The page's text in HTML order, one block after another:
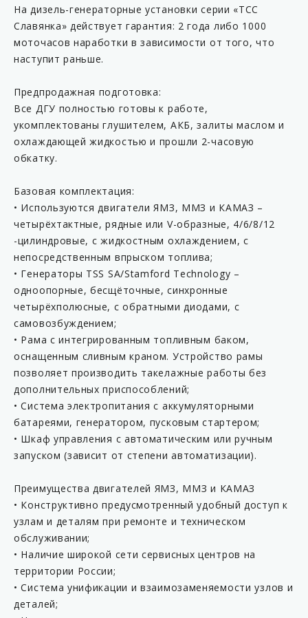
На дизель-генераторные установки серии «ТСС
Славянка» действует гарантия: 2 года либо 1000
моточасов наработки в зависимости от того, что
наступит раньше.
Предпродажная подготовка:
Все ДГУ полностью готовы к работе,
укомплектованы глушителем, АКБ, залиты маслом и
охлаждающей жидкостью и прошли 2-часовую
обкатку.
Базовая комплектация:
• Используются двигатели ЯМЗ, ММЗ и КАМАЗ –
четырёхтактные, рядные или V-образные, 4/6/8/12
-цилиндровые, с жидкостным охлаждением, с
непосредственным впрыском топлива;
• Генераторы TSS SA/Stamford Technology –
одноопорные, бесщёточные, синхронные
четырёхполюсные, с обратными диодами, с
самовозбуждением;
• Рама с интегрированным топливным баком,
оснащенным сливным краном. Устройство рамы
позволяет производить такелажные работы без
дополнительных приспособлений;
• Система электропитания с аккумуляторными
батареями, генератором, пусковым стартером;
• Шкаф управления с автоматическим или ручным
запуском (зависит от степени автоматизации).
Преимущества двигателей ЯМЗ, ММЗ и КАМАЗ
• Конструктивно предусмотренный удобный доступ к
узлам и деталям при ремонте и техническом
обслуживании;
• Наличие широкой сети сервисных центров на
территории России;
• Система унификации и взаимозаменяемости узлов и
деталей;